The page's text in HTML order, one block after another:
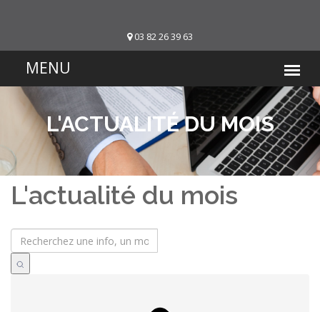
03 82 26 39 63
L'ACTUALITÉ DU MOIS
L'actualité du mois